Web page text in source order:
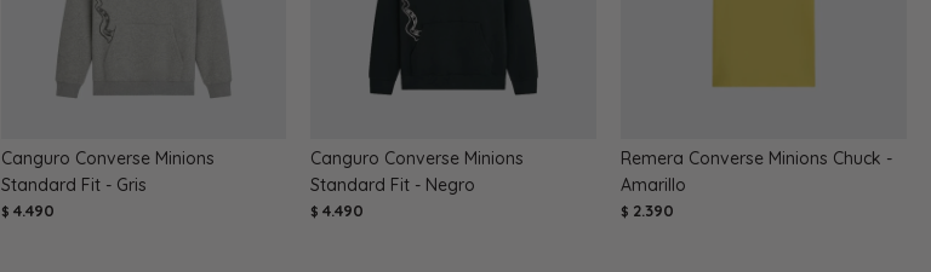
Canguro Converse Minions
Standard Fit - Gris
$ 4.490
Canguro Converse Minions
Standard Fit - Negro
$ 4.490
Remera Converse Minions Chuck -
Amarillo
$ 2.390